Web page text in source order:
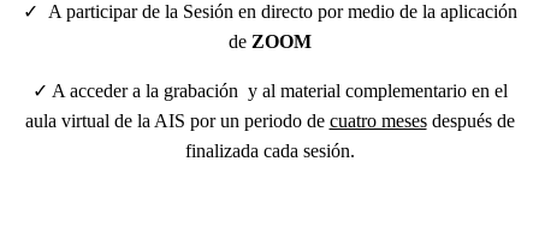
✓ A participar de la Sesión en directo por medio de la aplicación
de ZOOM
✓ A acceder a la grabación y al material complementario en el
aula virtual de la AIS por un periodo de cuatro mesesdespués de
finalizada cada sesión.